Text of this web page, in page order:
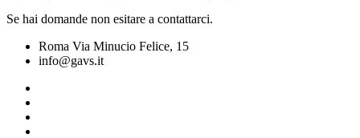
Se hai domande non esitare a contattarci.
Roma Via Minucio Felice, 15
info@gavs.it